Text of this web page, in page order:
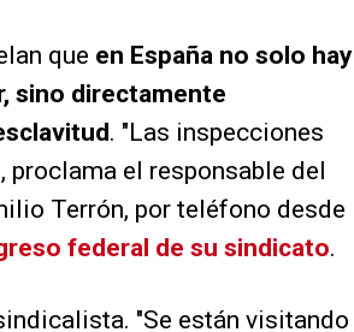
que en España no solo hay
sino directamente
. "Las inspecciones
proclama el responsable del
Terrón, por teléfono desde
federal de su sindicato.
"Se están visitando